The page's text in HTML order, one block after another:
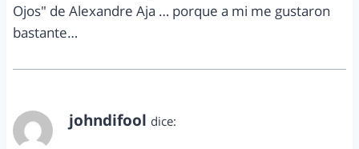
Ojos" de Alexandre Aja … porque a mi me gustaron
bastante…
johndifool dice: